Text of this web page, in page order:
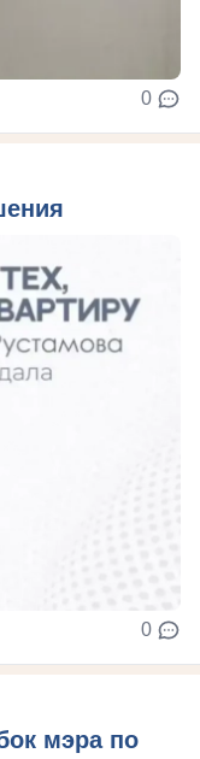
0
0
мэра по